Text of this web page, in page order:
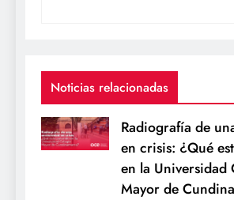
Noticias relacionadas
Radiografía de
en crisis: ¿Qué
en la Universidad
Mayor de